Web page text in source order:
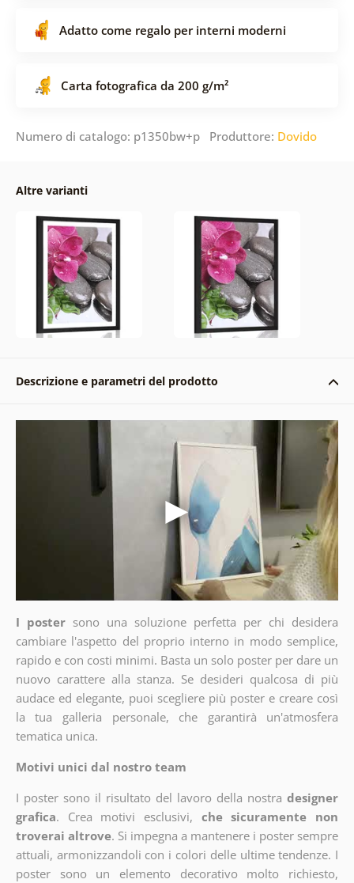
Adatto come regalo per interni moderni
Carta fotografica da 200 g/m²
Numero di catalogo: p1350bw+p Produttore: Dovido
Altre varianti
Descrizione e parametri del prodotto
I poster sono una soluzione perfetta per chi desidera
cambiare l'aspetto del proprio interno in modo semplice,
rapido e con costi minimi. Basta un solo poster per dare un
nuovo carattere alla stanza. Se desideri qualcosa di più
audace ed elegante, puoi scegliere più poster e creare così
la tua galleria personale, che garantirà un'atmosfera
tematica unica.
Motivi unici dal nostro team
I poster sono il risultato del lavoro della nostra designer
grafica. Crea motivi esclusivi, che sicuramente non
troverai altrove. Si impegna a mantenere i poster sempre
attuali, armonizzandoli con i colori delle ultime tendenze. I
poster sono un elemento decorativo molto richiesto,